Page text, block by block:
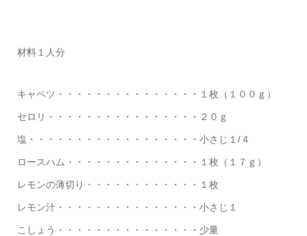
材料１人分
キャベツ・・・・・・・・・・・・・・・１枚（１００ｇ）
セロリ・・・・・・・・・・・・・・・・２０ｇ
塩・・・・・・・・・・・・・・・・・・小さじ１/４
ロースハム・・・・・・・・・・・・・・１枚（１７ｇ）
レモンの薄切り・・・・・・・・・・・・１枚
レモン汁・・・・・・・・・・・・・・・小さじ１
こしょう・・・・・・・・・・・・・・・少量